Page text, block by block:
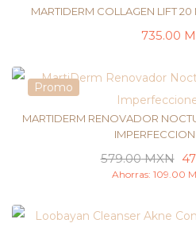
MARTIDERM COLLAGEN LIFT
735.00
Promo
MARTIDERM RENOVADOR
579.00MXN
Ahorras: 109.00